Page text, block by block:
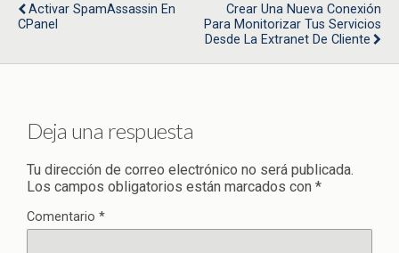
Activar SpamAssassin En
CPanel
Crear Una Nueva Conexión
Para Monitorizar Tus Servicios
Desde La Extranet De Cliente
Deja una respuesta
Tu dirección de correo electrónico no será publicada.
Los campos obligatorios están marcados con *
Comentario *